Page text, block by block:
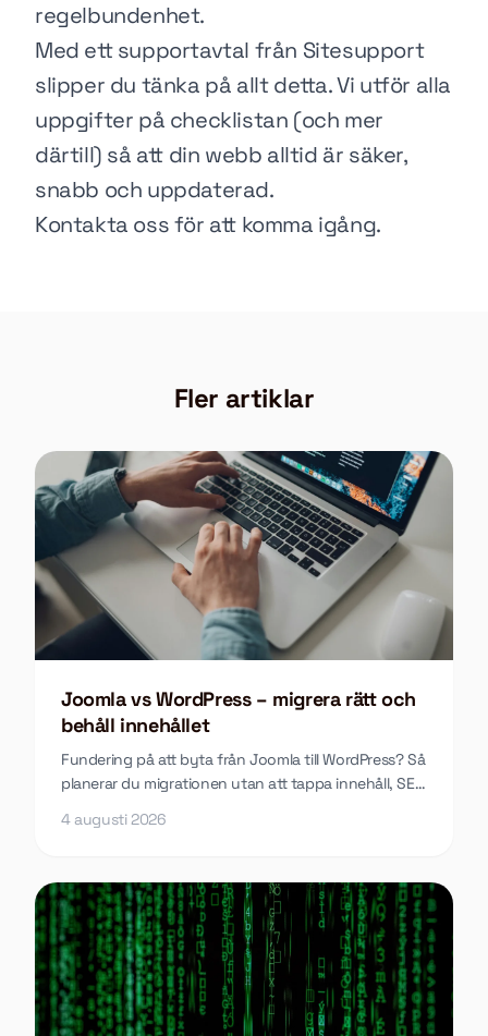
regelbundenhet.
Med ettsupportavtal från Sitesupport
slipper du tänka på allt detta. Vi utför alla
uppgifter på checklistan (och mer
därtill) så att din webb alltid är säker,
snabb och uppdaterad.
Kontakta ossför att komma igång.
Fler artiklar
Joomla vs WordPress – migrera rätt och
behåll innehållet
Fundering på att byta från Joomla till WordPress? Så
planerar du migrationen utan att tappa innehåll, SEO
4 augusti 2026